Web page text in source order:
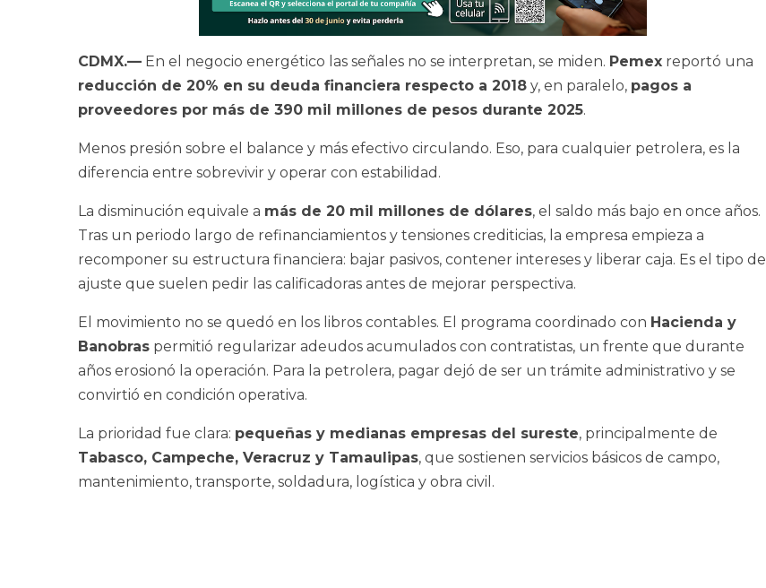
CDMX.— En el negocio energético las señales no se interpretan, se miden. Pemex reportó una
reducción de 20% en su deuda financiera respecto a 2018 y, en paralelo, pagos a
proveedores por más de 390 mil millones de pesos durante 2025.
Menos presión sobre el balance y más efectivo circulando. Eso, para cualquier petrolera, es la
diferencia entre sobrevivir y operar con estabilidad.
La disminución equivale a más de 20 mil millones de dólares, el saldo más bajo en once años.
Tras un periodo largo de refinanciamientos y tensiones crediticias, la empresa empieza a
recomponer su estructura financiera: bajar pasivos, contener intereses y liberar caja. Es el tipo de
ajuste que suelen pedir las calificadoras antes de mejorar perspectiva.
El movimiento no se quedó en los libros contables. El programa coordinado con Hacienda y
Banobras permitió regularizar adeudos acumulados con contratistas, un frente que durante
años erosionó la operación. Para la petrolera, pagar dejó de ser un trámite administrativo y se
convirtió en condición operativa.
La prioridad fue clara: pequeñas y medianas empresas del sureste, principalmente de
Tabasco, Campeche, Veracruz y Tamaulipas, que sostienen servicios básicos de campo,
mantenimiento, transporte, soldadura, logística y obra civil.